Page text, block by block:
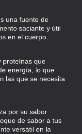
una fuente de
saciante y útil
en el cuerpo.
proteínas que
energía, lo que
las que se necesita
por su sabor
de sabor a tus
versátil en la